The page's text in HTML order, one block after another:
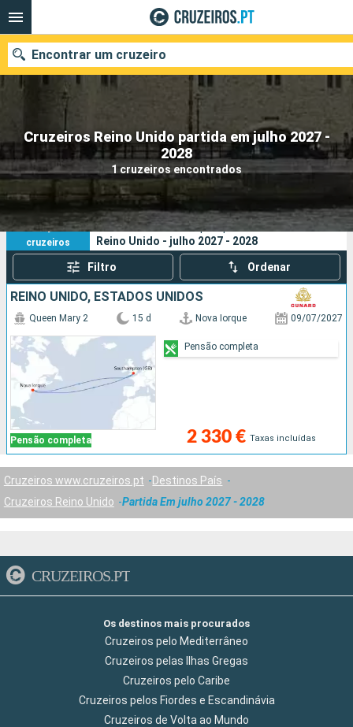
Cruzeiros Reino Unido partida em julho 2027 -
2028
1 cruzeiros encontrados
Encontrar um cruzeiro
Quando ir?
Data de partida
Portos Companhias
Pesquisar
1
cruzeiros
Os seus critérios de pesquisa:
Reino Unido - julho 2027 - 2028
Filtro Ordenar
REINO UNIDO, ESTADOS UNIDOS
Pensão completa
Queen Mary 2 15 d Nova Iorque 09/07/2027
2 330 € Taxas incluídas
Pensão completa
Cruzeiros www.cruzeiros.pt
Destinos País
Cruzeiros Reino Unido
Partida Em julho 2027 - 2028
CRUZEIROS.PT
Os destinos mais procurados
Cruzeiros pelo Mediterrâneo
Cruzeiros pelas Ilhas Gregas
Cruzeiros pelo Caribe
Cruzeiros pelos Fiordes e Escandinávia
Cruzeiros de Volta ao Mundo